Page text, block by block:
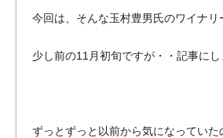
今回は、そんな玉村豊男氏のワイナリ
少し前の11月初旬ですが・・記事にし
ずっとずっと以前から気になってい